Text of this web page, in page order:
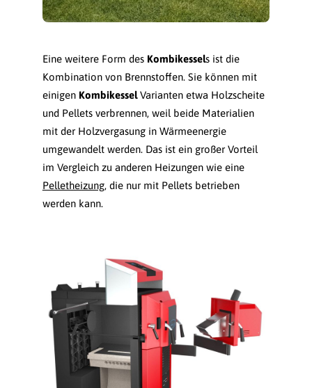
Eine weitere Form des Kombikessels ist die
Kombination von Brennstoffen. Sie können mit
einigen KombikesselVarianten etwa Holzscheite
und Pellets verbrennen, weil beide Materialien
mit der Holzvergasung in Wärmeenergie
umgewandelt werden. Das ist ein großer Vorteil
im Vergleich zu anderen Heizungen wie eine
Pelletheizung, die nur mit Pellets betrieben
werden kann.